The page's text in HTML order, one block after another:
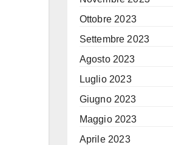
Ottobre 2023
Settembre 2023
Agosto 2023
Luglio 2023
Giugno 2023
Maggio 2023
Aprile 2023